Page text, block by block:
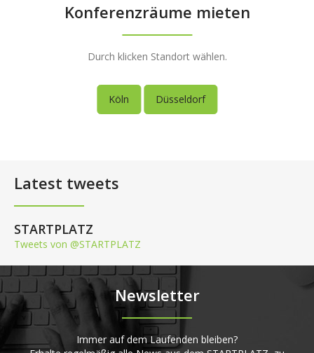
Konferenzräume mieten
Durch klicken Standort wählen.
Köln Düsseldorf
Latest tweets
STARTPLATZ
Tweets von @STARTPLATZ
Newsletter
Immer auf dem Laufenden bleiben?